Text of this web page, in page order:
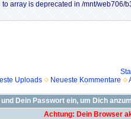
array is deprecated in /mnt/
Uploads Neueste Kommentare
Dein Passwort ein, um Dich
Achtung: Dein Browser